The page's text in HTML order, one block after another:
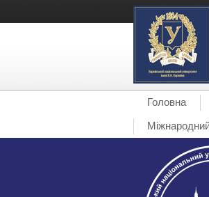
Головна
Міжнародний